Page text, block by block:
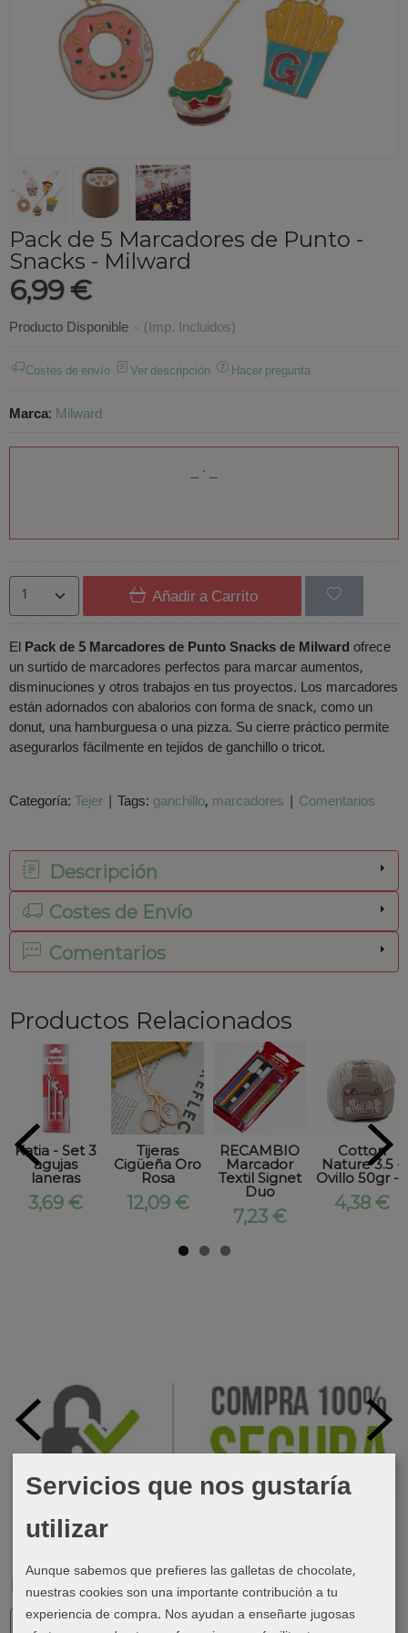
Marcas
Pack de 5 Marcadores de Punto -
Snacks - Milward
6,99 €
Producto Disponible - (Imp. Incluidos)
Costes de envío Ver descripción Hacer pregunta
Marca: Milward
Añadir a Carrito
ElPack de 5 Marcadores de Punto Snacks de Milwardofrece
un surtido de marcadores perfectos para marcar aumentos,
disminuciones y otros trabajos en tus proyectos. Los marcadores
están adornados con abalorios con forma de snack, como un
donut, una hamburguesa o una pizza. Su cierre práctico permite
asegurarlos fácilmente en tejidos de ganchillo o tricot.
Categoría:Tejer | Tags: ganchillo marcadores | Comentarios
Descripción
Costes de Envío
Comentarios
Productos Relacionados
Katia - Set 3
agujas
laneras
3,69 €
Tijeras
Cigüeña Oro
Rosa
12,09 €
RECAMBIO
Marcador
Textil Signet
Duo
7,23 €
Cotton
Nature 3.5 -
Ovillo 50gr -...
4,38 €
Servicios que nos gustaría
utilizar
Aunque sabemos que prefieres las galletas de chocolate,
nuestras cookies son una importante contribución a tu
experiencia de compra. Nos ayudan a enseñarte jugosas